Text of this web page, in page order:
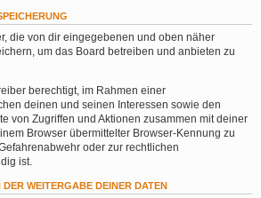
die von dir eingegebenen und oben näher
um das Board betreiben und anbieten zu
berechtigt, im Rahmen einer
deinen und seinen Interessen sowie den
von Zugriffen und Aktionen zusammen mit deiner
Browser übermittelter Browser-Kennung zu
oder zur rechtlichen
ist.
WEITERGABE DEINER DATEN